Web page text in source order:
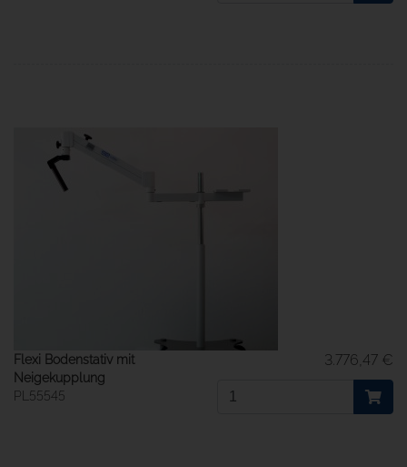
Flexi Bodenstativ mit
Neigekupplung
PL55545
3.776,47 €